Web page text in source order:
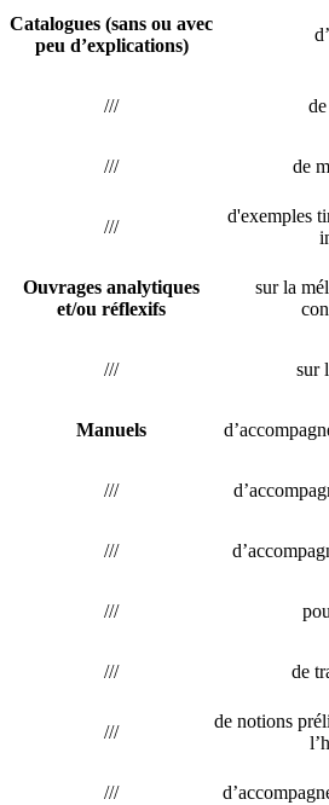
Catalogues (sans ou avec
peu d’explications)
///
/// de
///
d'exemples
Ouvrages analytiques
et/ou réflexifs
sur la
/// sur
Manuels
///
///
///
/// de
///
de notions
///